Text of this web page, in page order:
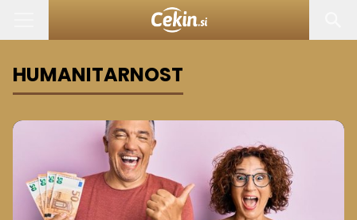
HUMANITARNOST